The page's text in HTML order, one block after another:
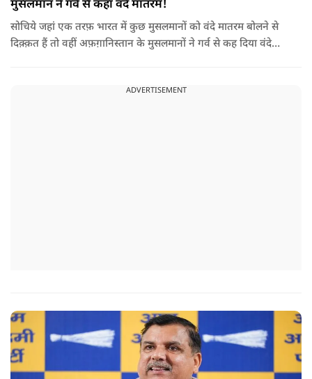
मुसलमान ने गर्व से कहा वंदे मातरम!
सोचिये जहां एक तरफ़ भारत में कुछ मुसलमानों को वंदे मातरम बोलने से
दिक़्क़त हैं तो वहीं अफ़ग़ानिस्तान के मुसलमानों ने गर्व से कह दिया वंदे
ADVERTISEMENT